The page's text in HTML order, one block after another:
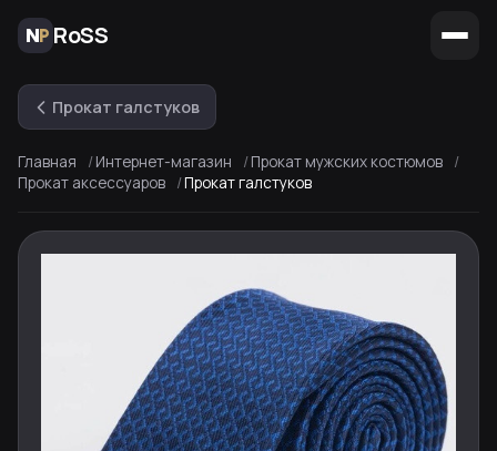
RoSS
Прокат галстуков
Главная Интернет-магазин
Прокат мужских костюмов
Прокат аксессуаров
Прокат галстуков